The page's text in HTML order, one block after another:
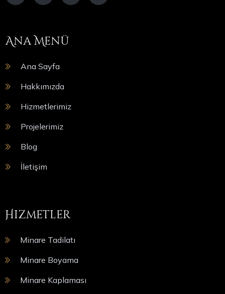
Ana Menü
Ana Sayfa
Hakkımızda
Hizmetlerimiz
Projelerimiz
Blog
İletişim
Hizmetler
Minare Tadilatı
Minare Boyama
Minare Kaplaması